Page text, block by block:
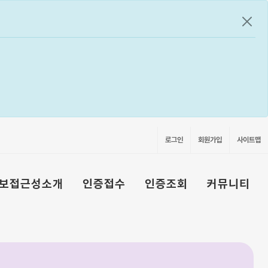
공지
로그인 회원가입 사이트맵
접근성소개 인증접수 인증조회 커뮤니티